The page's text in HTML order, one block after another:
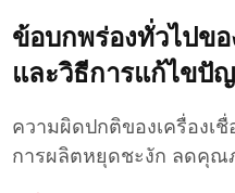
ข้อบกพร่องทั่วไปขอ
และวิธีการแก้ไขปั
ความผิดปกติของเครื่องเ
การผลิตหยุดชะงัก ลดคุณ